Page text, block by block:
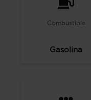
Combustible
Gasolina